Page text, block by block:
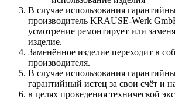
В случае использования
производитель KRAUSE-Werk
усмотрение ремонтирует или
изделие.
Заменённое изделие переходит в
производителя.
В случае использования
гарантийный истец за свои счёт и
в целях проведения технической